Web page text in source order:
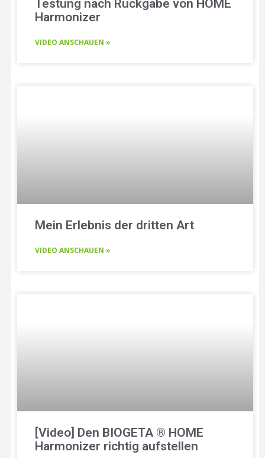
Testung nach Rückgabe von HOME
Harmonizer
VIDEO ANSCHAUEN »
Mein Erlebnis der dritten Art
VIDEO ANSCHAUEN »
[Video] Den BIOGETA ® HOME
Harmonizer richtig aufstellen